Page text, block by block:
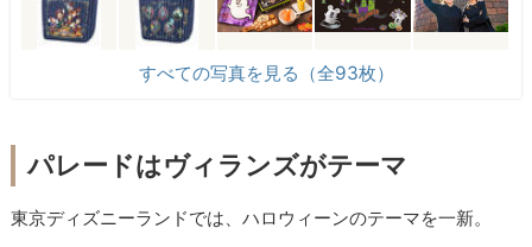
すべての写真を見る（全93枚）
パレードはヴィランズがテーマ
東京ディズニーランドでは、ハロウィーンのテーマを一新。